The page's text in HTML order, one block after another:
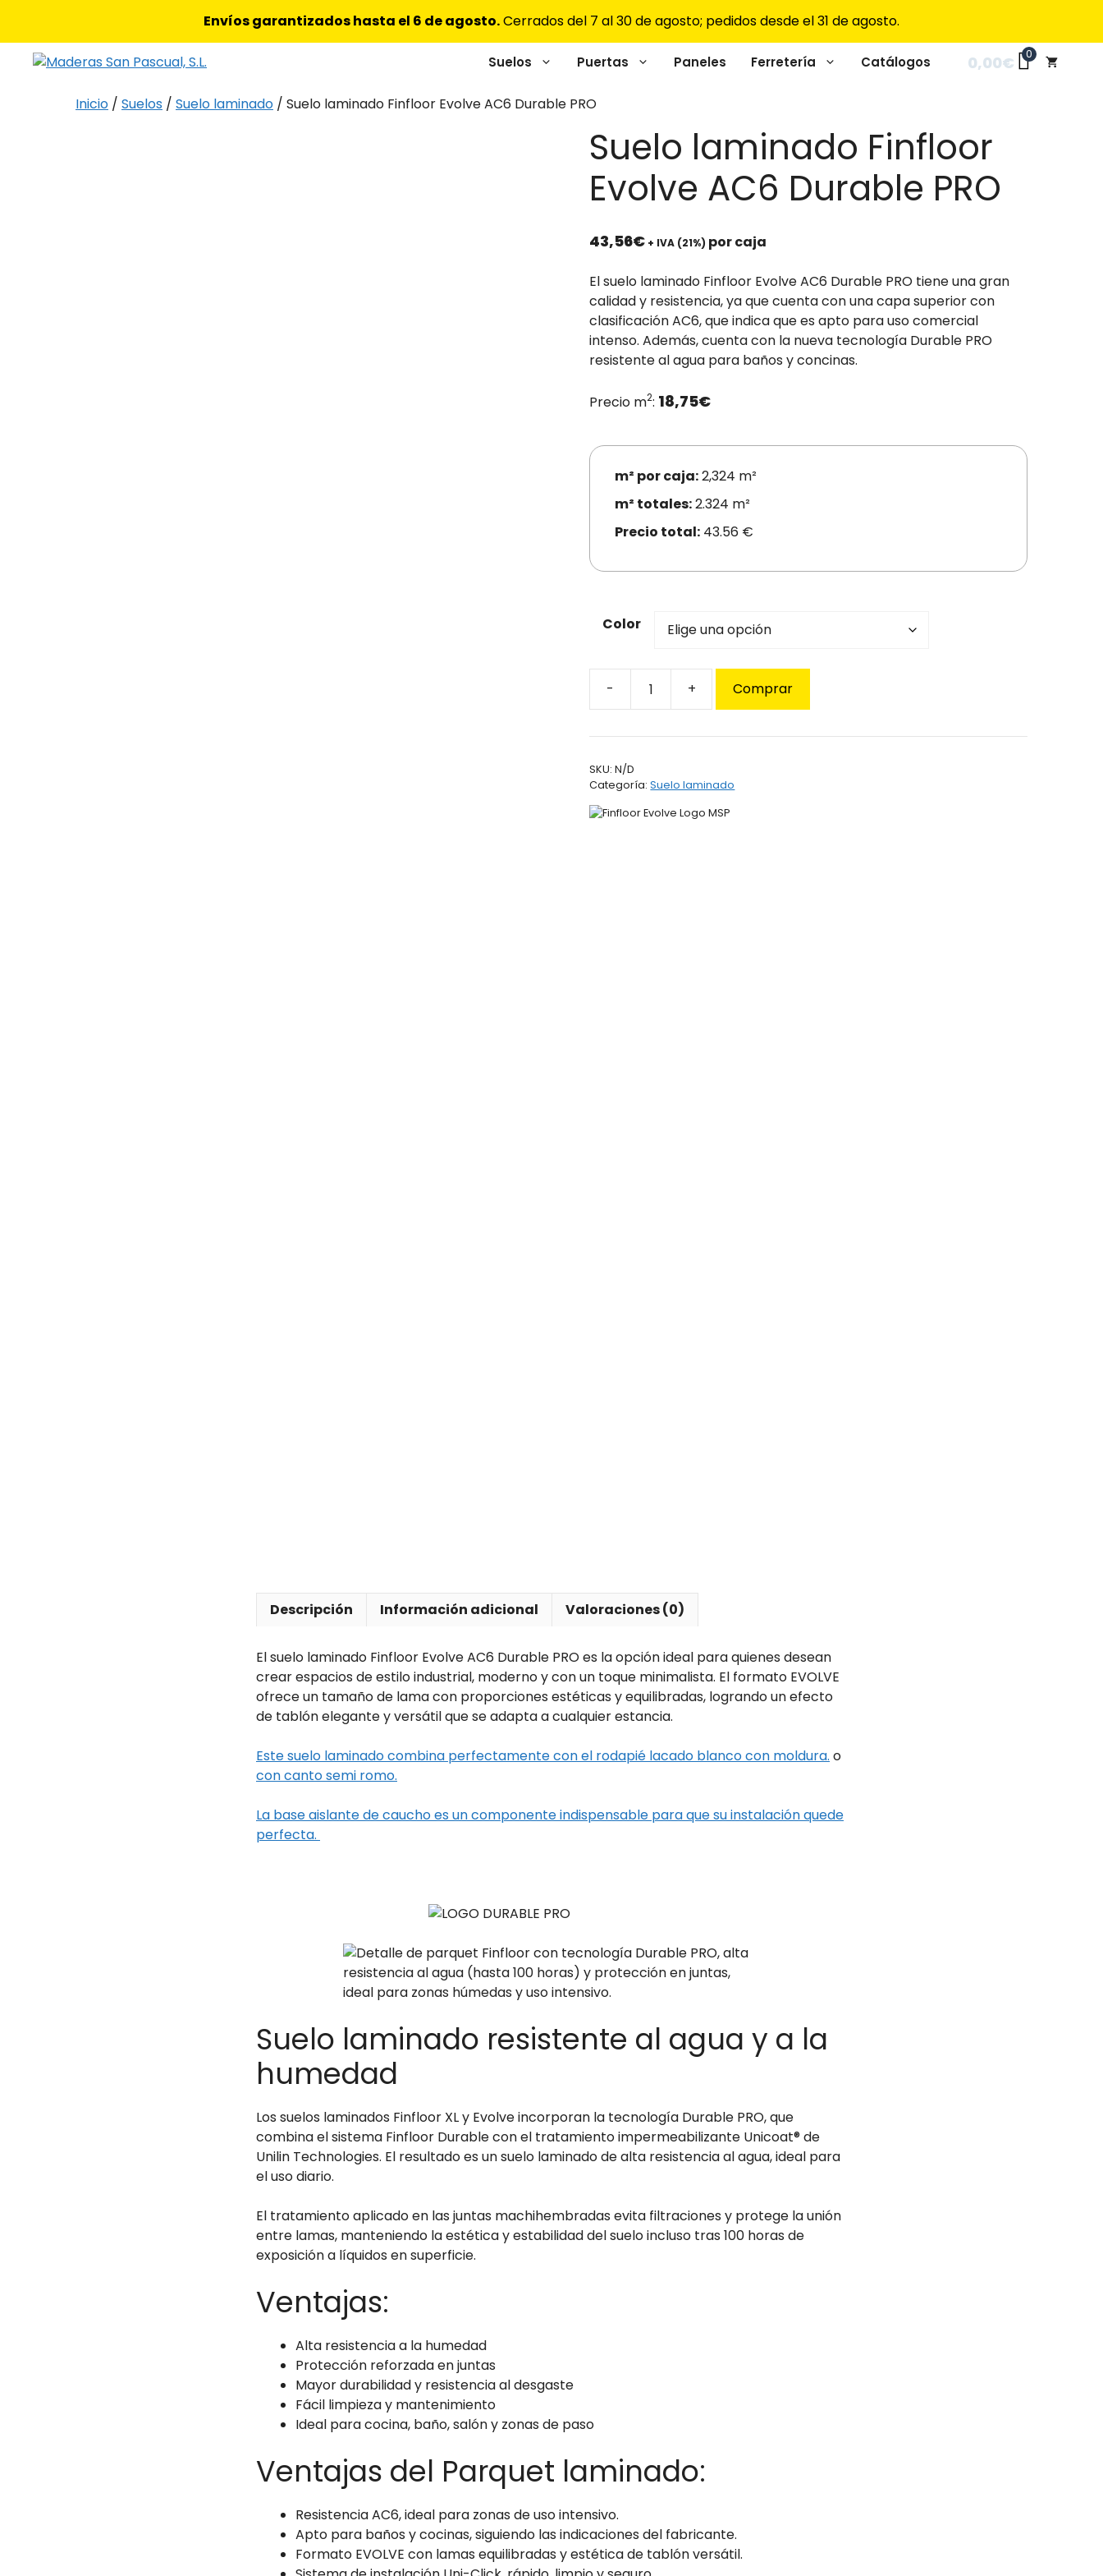
contenido
Envíos garantizados hasta el 6 de agosto.Cerrados del 7 al 30 de agosto; pedidos desde el 31 de agosto.
Suelos Puertas Paneles Ferretería Catálogos 0,00€ 0
Inicio / Suelos / Suelo laminado / Suelo laminado Finfloor Evolve AC6 Durable PRO
Suelo laminado Finfloor
Evolve AC6 Durable PRO
43,56€ + IVA (21%) por caja
El suelo laminado Finfloor Evolve AC6 Durable PRO tiene una gran
calidad y resistencia, ya que cuenta con una capa superior con
clasificación AC6, que indica que es apto para uso comercial
intenso. Además, cuenta con la nueva tecnología Durable PRO
resistente al agua para baños y concinas.
Precio m2: 18,75€
m² por caja:2,324 m²
m² totales:2.324 m²
Precio total: 43.56 €
Color
Finfloor
AC6
Durable
PRO
Comprar
SKU:N/D
Categoría:Suelo laminado
Descripción Información adicional Valoraciones (0)
El suelo laminado Finfloor Evolve AC6 Durable PRO es la opción ideal para quienes desean
crear espacios de estilo industrial, moderno y con un toque minimalista. El formato EVOLVE
ofrece un tamaño de lama con proporciones estéticas y equilibradas, logrando un efecto
de tablón elegante y versátil que se adapta a cualquier estancia.
Este suelo laminado combina perfectamente con el rodapié lacado blanco con moldura. o
con canto semi romo.
La base aislante de caucho es un componente indispensable para que su instalación quede
perfecta.
Suelo laminado resistente al agua y a la
humedad
Los suelos laminados Finfloor XL y Evolve incorporan la tecnología Durable PRO, que
combina el sistema Finfloor Durable con el tratamiento impermeabilizante Unicoat® de
Unilin Technologies. El resultado es un suelo laminado de alta resistencia al agua, ideal para
el uso diario.
El tratamiento aplicado en las juntas machihembradas evita filtraciones y protege la unión
entre lamas, manteniendo la estética y estabilidad del suelo incluso tras 100 horas de
exposición a líquidos en superficie.
Ventajas:
Alta resistencia a la humedad
Protección reforzada en juntas
Mayor durabilidad y resistencia al desgaste
Fácil limpieza y mantenimiento
Ideal para cocina, baño, salón y zonas de paso
Ventajas del Parquet laminado:
Resistencia AC6, ideal para zonas de uso intensivo.
Apto para baños y cocinas, siguiendo las indicaciones del fabricante.
Formato EVOLVE con lamas equilibradas y estética de tablón versátil.